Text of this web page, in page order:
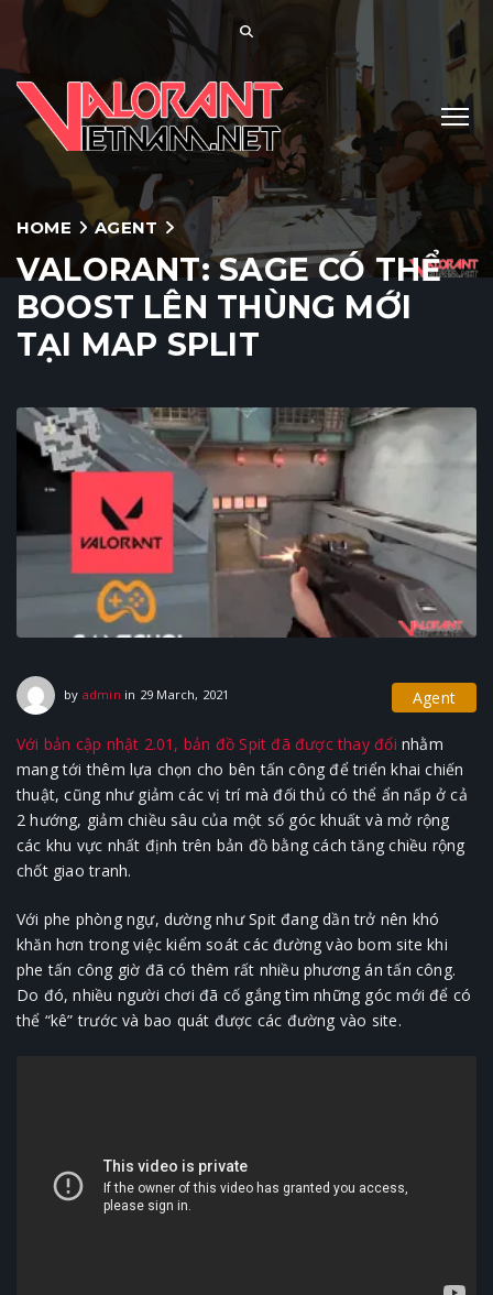
HOME AGENT
VALORANT: SAGE CÓ THỂ
BOOST LÊN THÙNG MỚI
TẠI MAP SPLIT
by admin in 29 March, 2021 Agent
Với bản cập nhật 2.01, bản đồ Spit đã được thay đổi nhằm
mang tới thêm lựa chọn cho bên tấn công để triển khai chiến
thuật, cũng như giảm các vị trí mà đối thủ có thể ẩn nấp ở cả
2 hướng, giảm chiều sâu của một số góc khuất và mở rộng
các khu vực nhất định trên bản đồ bằng cách tăng chiều rộng
chốt giao tranh.
Với phe phòng ngự, dường như Spit đang dần trở nên khó
khăn hơn trong việc kiểm soát các đường vào bom site khi
phe tấn công giờ đã có thêm rất nhiều phương án tấn công.
Do đó, nhiều người chơi đã cố gắng tìm những góc mới để có
thể “kê” trước và bao quát được các đường vào site.